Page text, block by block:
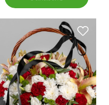
Хризантема, гвоздика,
эвкалипт, лилия, оазис